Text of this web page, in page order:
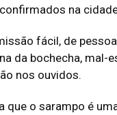
na
fácil, de
da bochecha,
nos ouvidos.
que o sarampo é